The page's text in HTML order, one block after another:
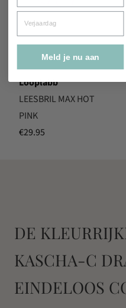
Looplabb
LEESBRIL MAX HOT
PINK
€29.95
DE
KASCHA-C
EINDELOOS
Verjaardag
Meld je nu aan